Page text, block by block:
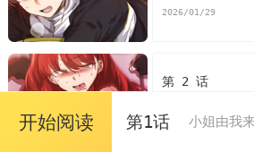
2026/01/29
第 2 话
开始阅读 第1话 小姐由我